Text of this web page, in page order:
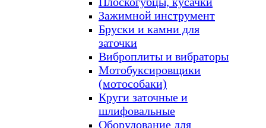
Зажимной инструмент
Бруски и камни для
заточки
Виброплиты и вибраторы
Мотобуксировщики
(мотособаки)
Круги заточные и
шлифовальные
Оборудование для